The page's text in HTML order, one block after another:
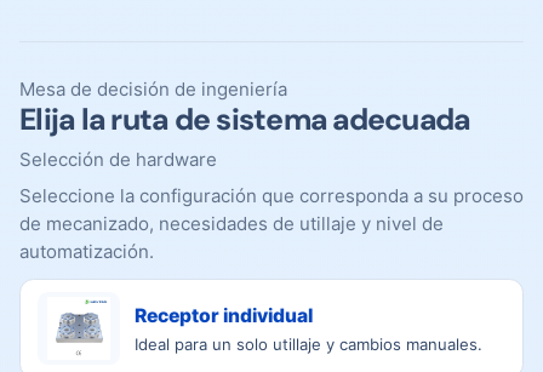
Mesa de decisión de ingeniería
Elija la ruta de sistema adecuada
Selección de hardware
Seleccione la configuración que corresponda a su proceso
de mecanizado, necesidades de utillaje y nivel de
automatización.
Receptor individual
Ideal para un solo utillaje y cambios manuales.